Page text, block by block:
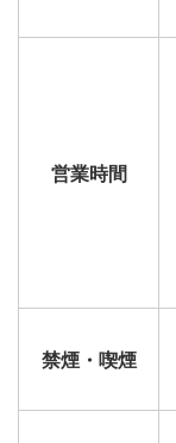
営業時間
禁煙・喫煙